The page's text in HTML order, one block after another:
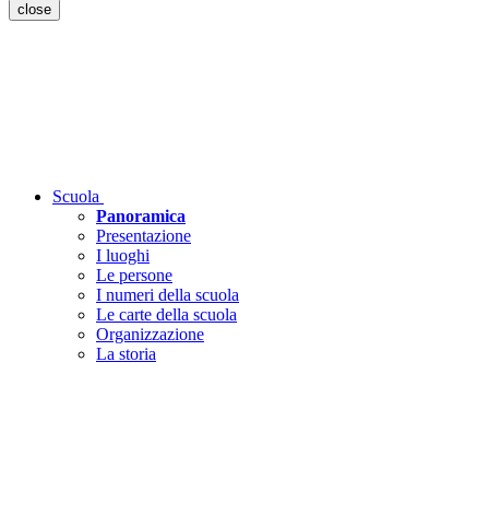
close
Scuola
Panoramica
Presentazione
I luoghi
Le persone
I numeri della scuola
Le carte della scuola
Organizzazione
La storia